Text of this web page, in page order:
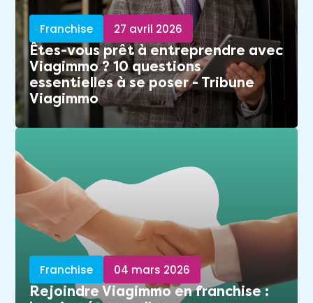
Franchise 27 avril 2026
Êtes-vous prêt à entreprendre avec
Viagimmo ? 10 questions
essentielles à se poser - Tribune
Viagimmo
Franchise 04 mars 2026
Rejoindre Viagimmo en franchise :